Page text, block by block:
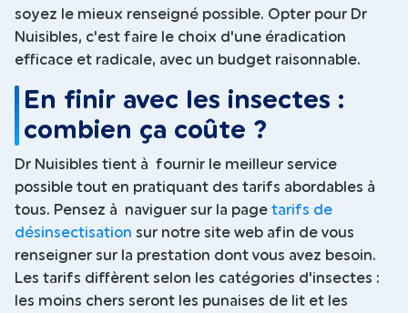
soyez le mieux renseigné possible. Opter pour Dr
Nuisibles, c'est faire le choix d'une éradication
efficace et radicale, avec un budget raisonnable.
En finir avec les insectes :
combien ça coûte ?
Dr Nuisibles tient à fournir le meilleur service
possible tout en pratiquant des tarifs abordables à
tous. Pensez à naviguer sur la page tarifs de
désinsectisation sur notre site web afin de vous
renseigner sur la prestation dont vous avez besoin.
Les tarifs diffèrent selon les catégories d'insectes :
les moins chers seront les punaises de lit et les